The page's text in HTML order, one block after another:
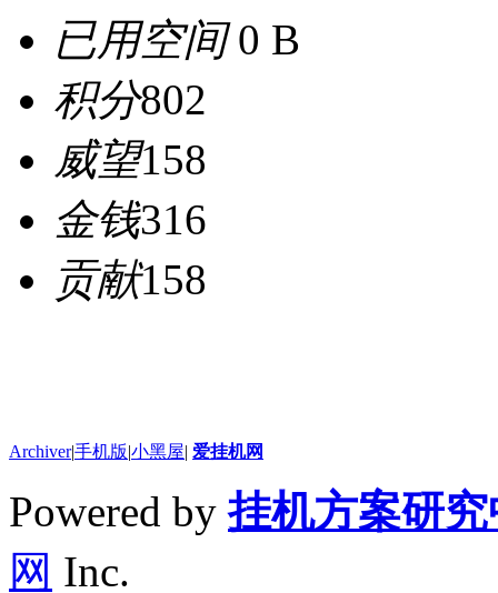
已用空间0 B
积分802
威望158
金钱316
贡献158
Archiver|手机版|小黑屋| 爱挂机网
Powered by挂机方案研
网 Inc.